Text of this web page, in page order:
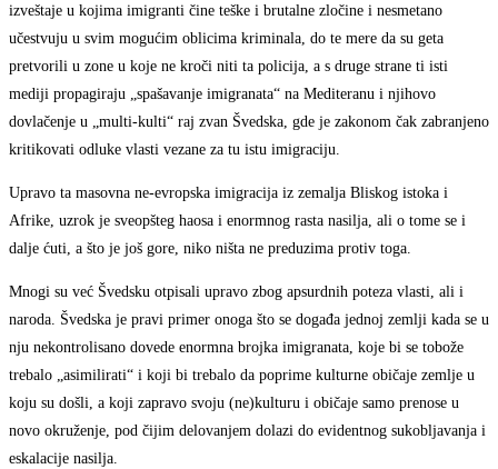
izveštaje u kojima imigranti čine teške i brutalne zločine i nesmetano
učestvuju u svim mogućim oblicima kriminala, do te mere da su geta
pretvorili u zone u koje ne kroči niti ta policija, a s druge strane ti isti
mediji propagiraju „spašavanje imigranata“ na Mediteranu i njihovo
dovlačenje u „multi-kulti“ raj zvan Švedska, gde je zakonom čak zabranjeno
kritikovati odluke vlasti vezane za tu istu imigraciju.
Upravo ta masovna ne-evropska imigracija iz zemalja Bliskog istoka i
Afrike, uzrok je sveopšteg haosa i enormnog rasta nasilja, ali o tome se i
dalje ćuti, a što je još gore, niko ništa ne preduzima protiv toga.
Mnogi su već Švedsku otpisali upravo zbog apsurdnih poteza vlasti, ali i
naroda. Švedska je pravi primer onoga što se događa jednoj zemlji kada se u
nju nekontrolisano dovede enormna brojka imigranata, koje bi se tobože
trebalo „asimilirati“ i koji bi trebalo da poprime kulturne običaje zemlje u
koju su došli, a koji zapravo svoju (ne)kulturu i običaje samo prenose u
novo okruženje, pod čijim delovanjem dolazi do evidentnog sukobljavanja i
eskalacije nasilja.